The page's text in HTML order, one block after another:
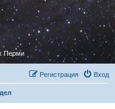
Перми
Вход
Регистрация